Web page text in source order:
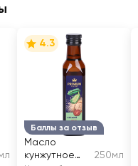
Баллы за отзыв
4.3
Масло
кунжутное
250мл